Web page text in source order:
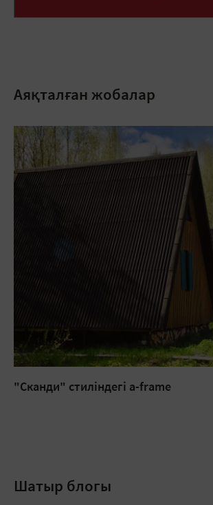
Аяқталған жобалар
"Сканди" стиліндегі a-frame
Шатыр блогы